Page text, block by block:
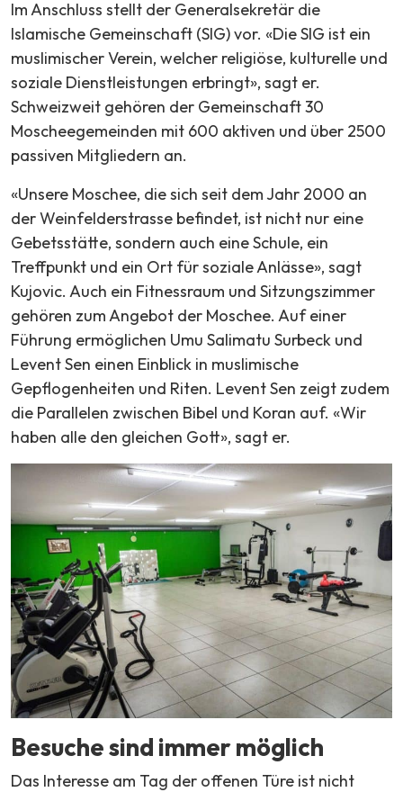
Im Anschluss stellt der Generalsekretär die
Islamische Gemeinschaft (SIG) vor. «Die SIG ist ein
muslimischer Verein, welcher religiöse, kulturelle und
soziale Dienstleistungen erbringt», sagt er.
Schweizweit gehören der Gemeinschaft 30
Moscheegemeinden mit 600 aktiven und über 2500
passiven Mitgliedern an.
«Unsere Moschee, die sich seit dem Jahr 2000 an
der Weinfelderstrasse befindet, ist nicht nur eine
Gebetsstätte, sondern auch eine Schule, ein
Treffpunkt und ein Ort für soziale Anlässe», sagt
Kujovic. Auch ein Fitnessraum und Sitzungszimmer
gehören zum Angebot der Moschee. Auf einer
Führung ermöglichen Umu Salimatu Surbeck und
Levent Sen einen Einblick in muslimische
Gepflogenheiten und Riten. Levent Sen zeigt zudem
die Parallelen zwischen Bibel und Koran auf. «Wir
haben alle den gleichen Gott», sagt er.
Besuche sind immer möglich
Das Interesse am Tag der offenen Türe ist nicht